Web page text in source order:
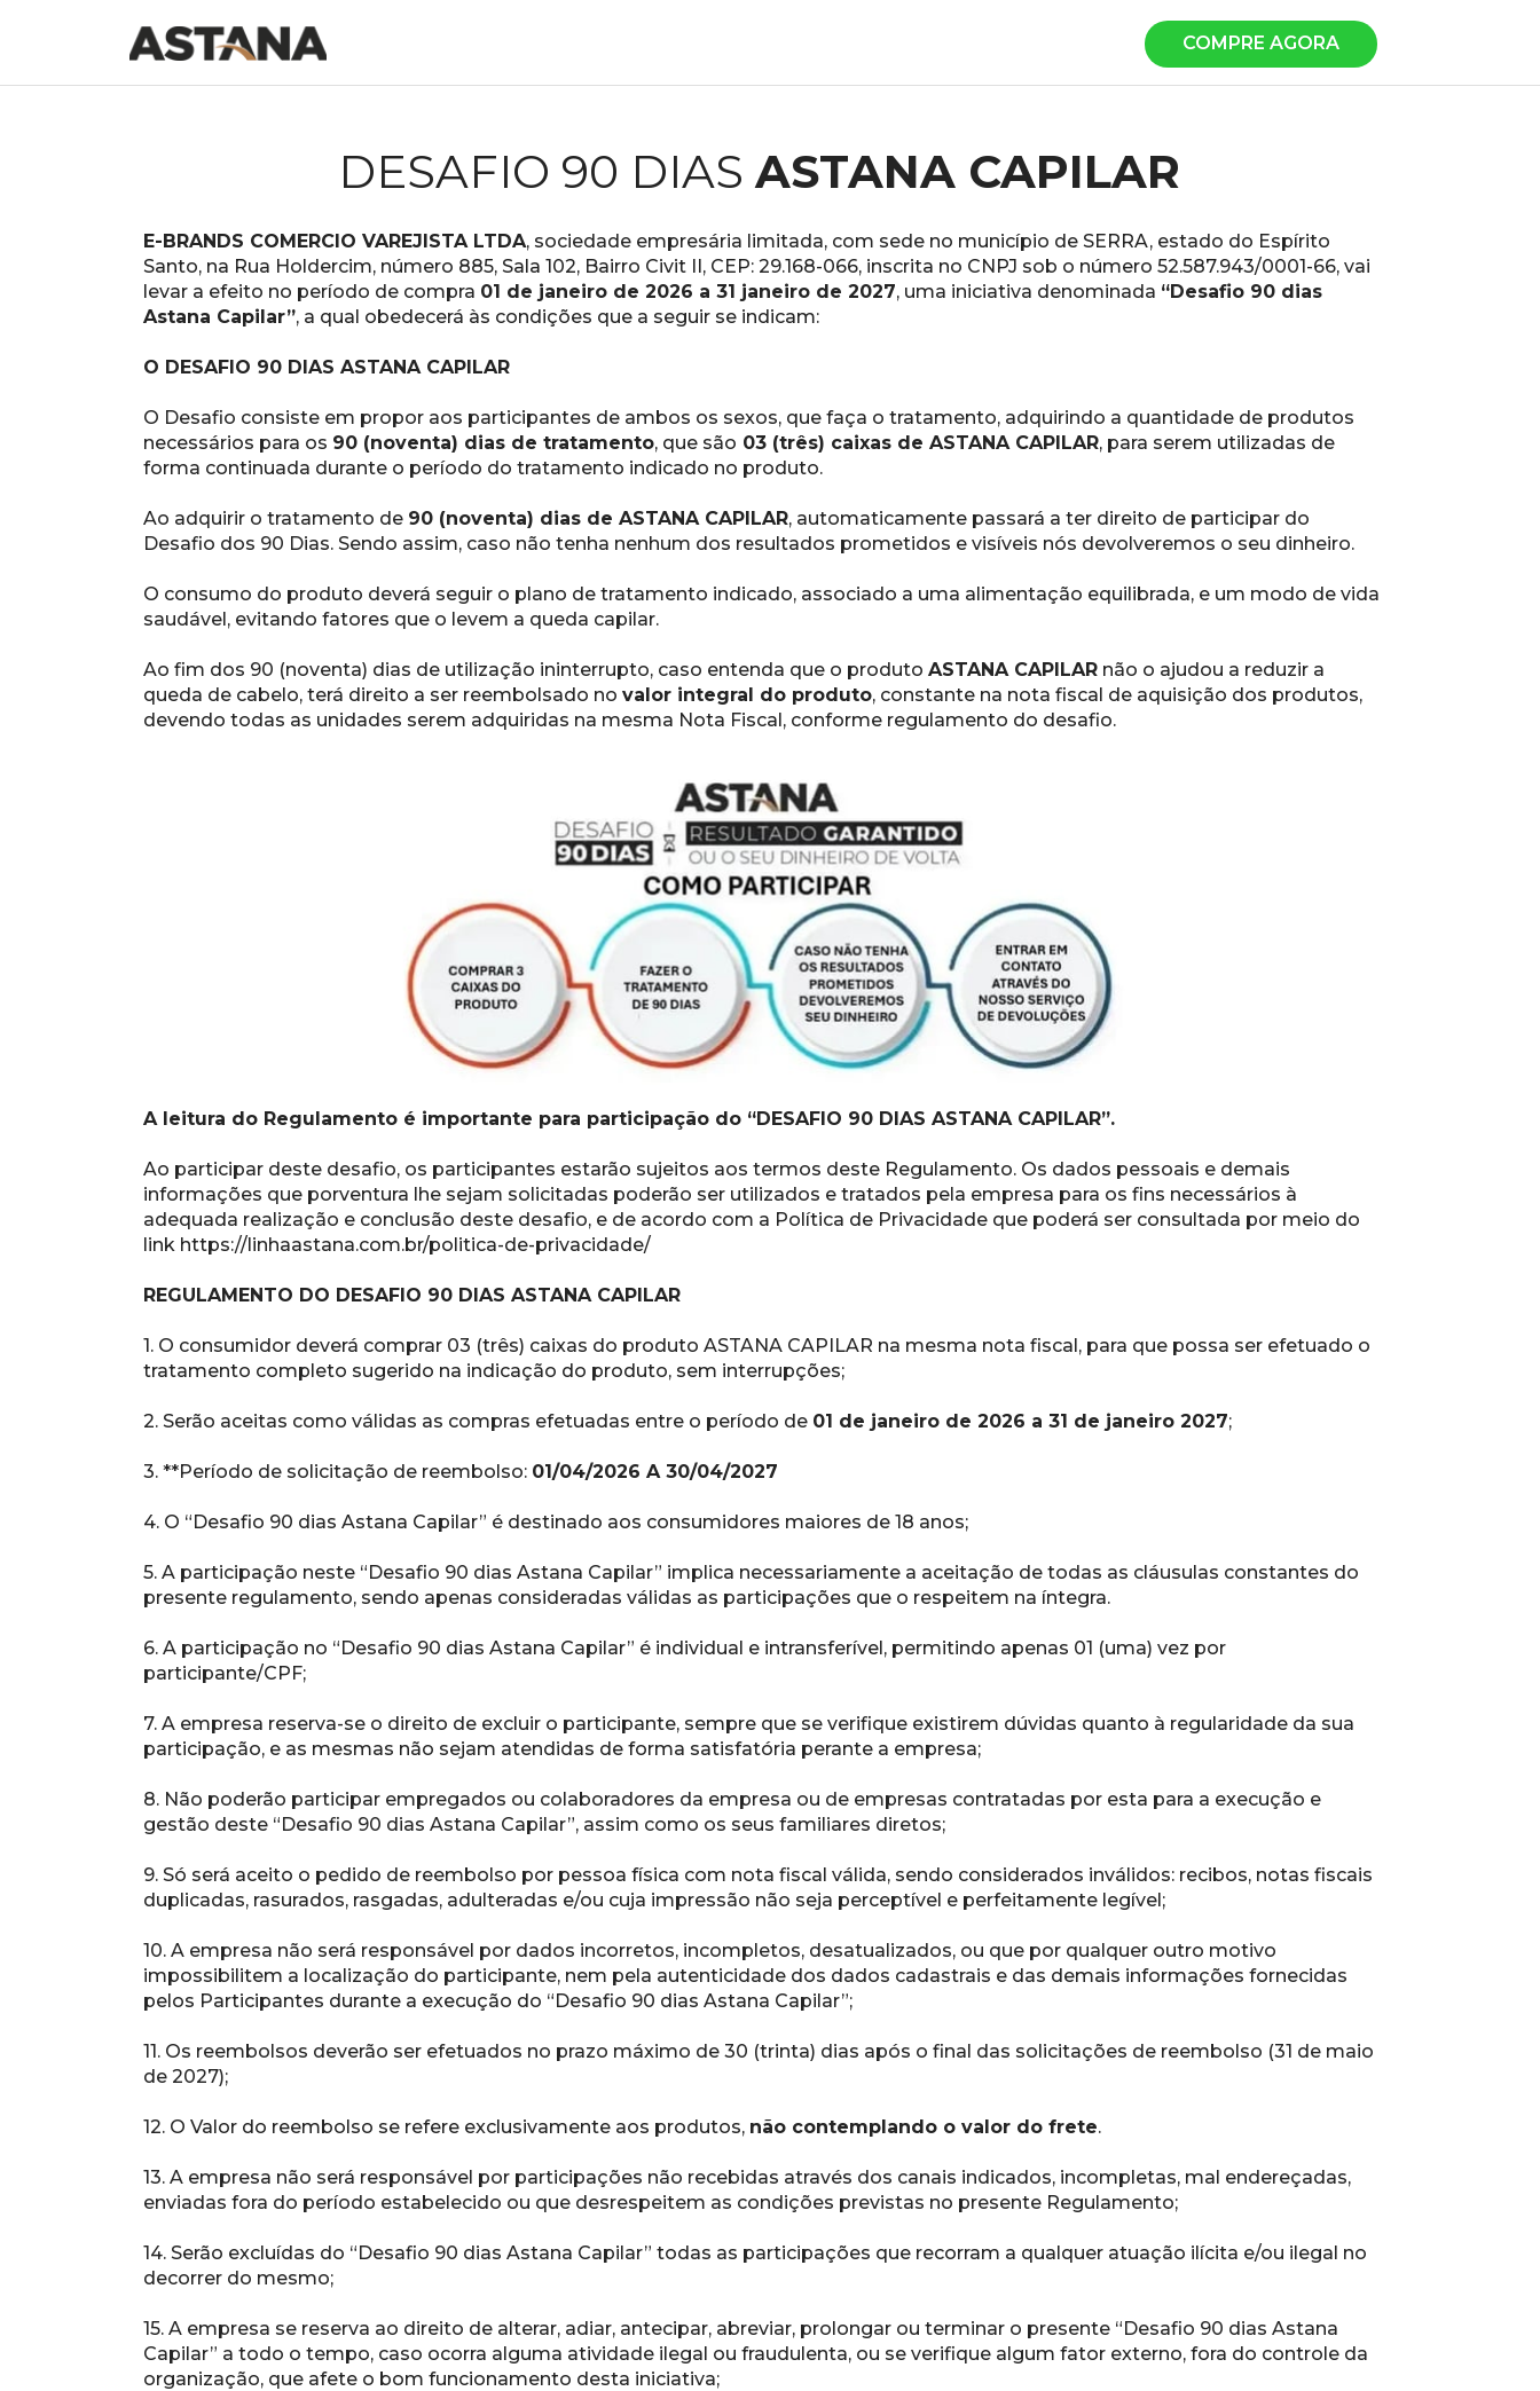
COMPRE AGORA
DESAFIO 90 DIAS ASTANA CAPILAR
E-BRANDS COMERCIO VAREJISTA LTDA, sociedade empresária limitada, com sede no município de SERRA, estado do Espírito
Santo, na Rua Holdercim, número 885, Sala 102, Bairro Civit II, CEP: 29.168-066, inscrita no CNPJ sob o número 52.587.943/0001-66, vai
levar a efeito no período de compra 01 de janeiro de 2026 a 31 janeiro de 2027, uma iniciativa denominada “Desafio 90 dias
Astana Capilar”, a qual obedecerá às condições que a seguir se indicam:
O DESAFIO 90 DIAS ASTANA CAPILAR
O Desafio consiste em propor aos participantes de ambos os sexos, que faça o tratamento, adquirindo a quantidade de produtos
necessários para os 90 (noventa) dias de tratamento, que são 03 (três) caixas de ASTANA CAPILAR, para serem utilizadas de
forma continuada durante o período do tratamento indicado no produto.
Ao adquirir o tratamento de 90 (noventa) dias de ASTANA CAPILAR, automaticamente passará a ter direito de participar do
Desafio dos 90 Dias. Sendo assim, caso não tenha nenhum dos resultados prometidos e visíveis nós devolveremos o seu dinheiro.
O consumo do produto deverá seguir o plano de tratamento indicado, associado a uma alimentação equilibrada, e um modo de vida
saudável, evitando fatores que o levem a queda capilar.
Ao fim dos 90 (noventa) dias de utilização ininterrupto, caso entenda que o produto ASTANA CAPILAR não o ajudou a reduzir a
queda de cabelo, terá direito a ser reembolsado no valor integral do produto, constante na nota fiscal de aquisição dos produtos,
devendo todas as unidades serem adquiridas na mesma Nota Fiscal, conforme regulamento do desafio.
A leitura do Regulamento é importante para participação do “DESAFIO 90 DIAS ASTANA CAPILAR”.
Ao participar deste desafio, os participantes estarão sujeitos aos termos deste Regulamento. Os dados pessoais e demais
informações que porventura lhe sejam solicitadas poderão ser utilizados e tratados pela empresa para os fins necessários à
adequada realização e conclusão deste desafio, e de acordo com a Política de Privacidade que poderá ser consultada por meio do
link https://linhaastana.com.br/politica-de-privacidade/
REGULAMENTO DO DESAFIO 90 DIAS ASTANA CAPILAR
1. O consumidor deverá comprar 03 (três) caixas do produto ASTANA CAPILAR na mesma nota fiscal, para que possa ser efetuado o
tratamento completo sugerido na indicação do produto, sem interrupções;
2. Serão aceitas como válidas as compras efetuadas entre o período de 01 de janeiro de 2026 a 31 de janeiro 2027;
3. **Período de solicitação de reembolso: 01/04/2026 A 30/04/2027
4. O “Desafio 90 dias Astana Capilar” é destinado aos consumidores maiores de 18 anos;
5. A participação neste “Desafio 90 dias Astana Capilar” implica necessariamente a aceitação de todas as cláusulas constantes do
presente regulamento, sendo apenas consideradas válidas as participações que o respeitem na íntegra.
6. A participação no “Desafio 90 dias Astana Capilar” é individual e intransferível, permitindo apenas 01 (uma) vez por
participante/CPF;
7. A empresa reserva-se o direito de excluir o participante, sempre que se verifique existirem dúvidas quanto à regularidade da sua
participação, e as mesmas não sejam atendidas de forma satisfatória perante a empresa;
8. Não poderão participar empregados ou colaboradores da empresa ou de empresas contratadas por esta para a execução e
gestão deste “Desafio 90 dias Astana Capilar”, assim como os seus familiares diretos;
9. Só será aceito o pedido de reembolso por pessoa física com nota fiscal válida, sendo considerados inválidos: recibos, notas fiscais
duplicadas, rasurados, rasgadas, adulteradas e/ou cuja impressão não seja perceptível e perfeitamente legível;
10. A empresa não será responsável por dados incorretos, incompletos, desatualizados, ou que por qualquer outro motivo
impossibilitem a localização do participante, nem pela autenticidade dos dados cadastrais e das demais informações fornecidas
pelos Participantes durante a execução do “Desafio 90 dias Astana Capilar”;
11. Os reembolsos deverão ser efetuados no prazo máximo de 30 (trinta) dias após o final das solicitações de reembolso (31 de maio
de 2027);
12. O Valor do reembolso se refere exclusivamente aos produtos, não contemplando o valor do frete.
13. A empresa não será responsável por participações não recebidas através dos canais indicados, incompletas, mal endereçadas,
enviadas fora do período estabelecido ou que desrespeitem as condições previstas no presente Regulamento;
14. Serão excluídas do “Desafio 90 dias Astana Capilar” todas as participações que recorram a qualquer atuação ilícita e/ou ilegal no
decorrer do mesmo;
15. A empresa se reserva ao direito de alterar, adiar, antecipar, abreviar, prolongar ou terminar o presente “Desafio 90 dias Astana
Capilar” a todo o tempo, caso ocorra alguma atividade ilegal ou fraudulenta, ou se verifique algum fator externo, fora do controle da
organização, que afete o bom funcionamento desta iniciativa;